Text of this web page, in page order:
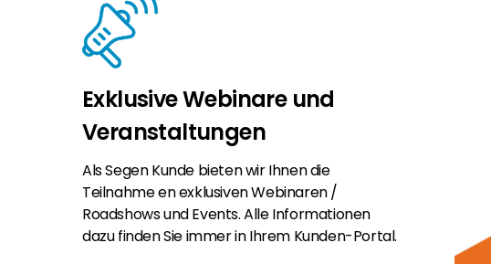
Exklusive Webinare und
Veranstaltungen
Als Segen Kunde bieten wir Ihnen die
Teilnahme en exklusiven Webinaren /
Roadshows und Events. Alle Informationen
dazu finden Sie immer in Ihrem Kunden-Portal.